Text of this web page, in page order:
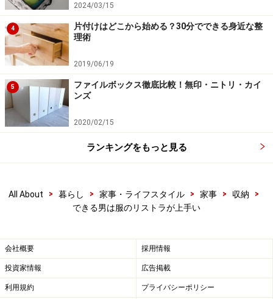
1/2 次のページへ
2024/03/15
4
片付けはどこから始める？30分でできる身近な整
理術
2019/06/19
5
ファイルボックス徹底比較！無印・ニトリ・カイ
ンズ
2020/02/15
ランキングをもっと見る
All About > 暮らし > 家事・ライフスタイル > 家事 > 収納
>
できる男は服のリストラが上手い
会社概要 採用情報
投資家情報 広告掲載
利用規約 プライバシーポリシー